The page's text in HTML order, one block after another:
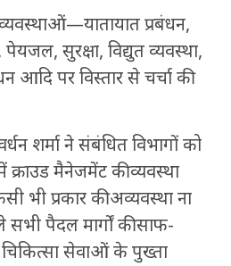
प्रबंधन,
सुरक्षा, विद्युत व्यवस्था,
आदि पर विस्तार से चर्चा की
शर्मा ने संबंधित विभागों को
क्राउड मैनेजमेंट की व्यवस्था
भी प्रकार की अव्यवस्था ना
सभी पैदल मार्गों की साफ-
सेवाओं के पुख्ता